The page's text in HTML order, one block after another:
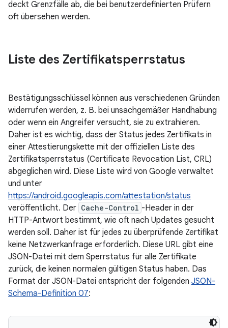
deckt Grenzfälle ab, die bei benutzerdefinierten Prüfern
oft übersehen werden.
Liste des Zertifikatsperrstatus
Bestätigungsschlüssel können aus verschiedenen Gründen
widerrufen werden, z. B. bei unsachgemäßer Handhabung
oder wenn ein Angreifer versucht, sie zu extrahieren.
Daher ist es wichtig, dass der Status jedes Zertifikats in
einer Attestierungskette mit der offiziellen Liste des
Zertifikatsperrstatus (Certificate Revocation List, CRL)
abgeglichen wird. Diese Liste wird von Google verwaltet
und unter
https://android.googleapis.com/attestation/status
veröffentlicht. Der Cache-Control -Header in der
HTTP-Antwort bestimmt, wie oft nach Updates gesucht
werden soll. Daher ist für jedes zu überprüfende Zertifikat
keine Netzwerkanfrage erforderlich. Diese URL gibt eine
JSON-Datei mit dem Sperrstatus für alle Zertifikate
zurück, die keinen normalen gültigen Status haben. Das
Format der JSON-Datei entspricht der folgenden JSON-
Schema-Definition 07: